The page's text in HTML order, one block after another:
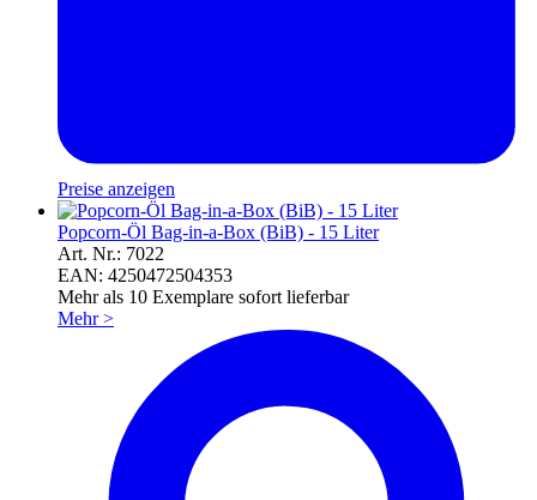
Preise anzeigen
Popcorn-Öl Bag-in-a-Box (BiB) - 15 Liter
Art. Nr.: 7022
EAN: 4250472504353
Mehr als 10 Exemplare sofort lieferbar
Mehr>